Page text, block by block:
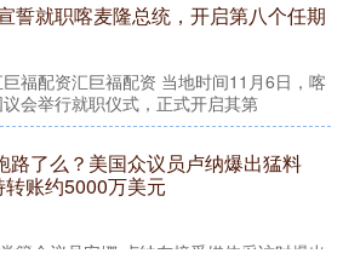
誓就职喀麦隆总统，开启第八个任期
福配资汇巨福配资 当地时间11月6日，喀
会举行就职仪式，正式开启其第
路了么？美国众议员卢纳爆出猛料
账约5000万美元
籍众议员安娜·卢纳在接受媒体采访时爆出